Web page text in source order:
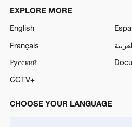
EXPLORE MORE
English
Français
Русский
CCTV+
CHOOSE YOUR LANGUAGE